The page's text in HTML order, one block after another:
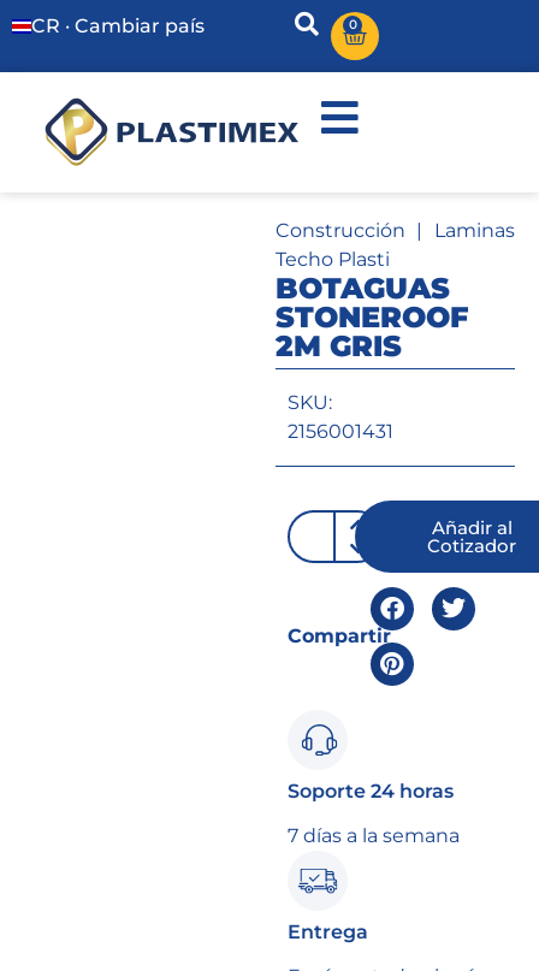
CR · Cambiar país 0
Construcción | Laminas
Techo Plasti
BOTAGUAS
STONEROOF
2M GRIS
SKU:
2156001431
Añadir al
Cotizador
Compartir
Soporte 24 horas
7 días a la semana
Entrega